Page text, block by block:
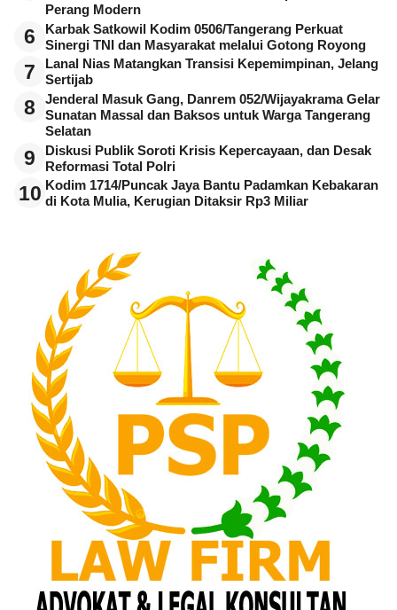
Perang Modern
6
Karbak Satkowil Kodim 0506/Tangerang Perkuat
Sinergi TNI dan Masyarakat melalui Gotong Royong
7
Lanal Nias Matangkan Transisi Kepemimpinan, Jelang
Sertijab
8
Jenderal Masuk Gang, Danrem 052/Wijayakrama Gelar
Sunatan Massal dan Baksos untuk Warga Tangerang
Selatan
9
Diskusi Publik Soroti Krisis Kepercayaan, dan Desak
Reformasi Total Polri
10 Kodim 1714/Puncak Jaya Bantu Padamkan Kebakaran
di Kota Mulia, Kerugian Ditaksir Rp3 Miliar